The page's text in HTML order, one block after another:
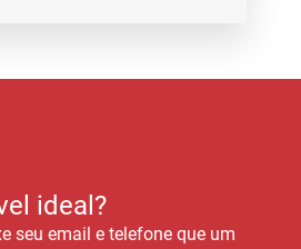
ideal?
seu email e telefone que um